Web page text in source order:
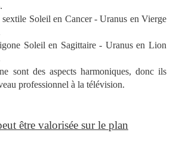
Soleil en Cancer - Uranus en Vierge
Soleil en Sagittaire - Uranus en Lion
sont des aspects harmoniques, donc ils
professionnel à la télévision.
être valorisée sur le plan